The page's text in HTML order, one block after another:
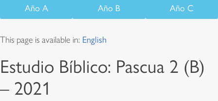
Año A Año B Año C
This page is available in: English
Estudio Bíblico: Pascua 2 (B)
– 2021